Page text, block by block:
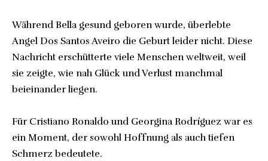
Während Bella gesund geboren wurde, überlebte
Angel Dos Santos Aveiro die Geburt leider nicht. Diese
Nachricht erschütterte viele Menschen weltweit, weil
sie zeigte, wie nah Glück und Verlust manchmal
beieinander liegen.
Für Cristiano Ronaldo und Georgina Rodríguez war es
ein Moment, der sowohl Hoffnung als auch tiefen
Schmerz bedeutete.